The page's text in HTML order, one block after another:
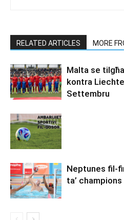
RELATED ARTICLES MORE
Malta se
kontra
Settembru
Neptunes fil-
ta’ champions